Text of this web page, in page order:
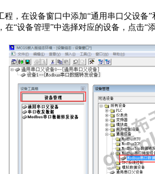
程，在设备窗口中添加“通用串口父设备
在“设备管理”中选择对应的设备，点击“